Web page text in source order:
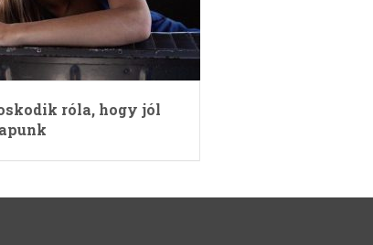
róla, hogy jól